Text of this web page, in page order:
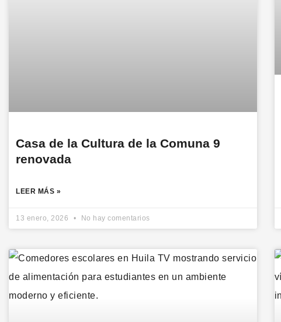
Casa de la Cultura de la Comuna 9
renovada
LEER MÁS »
13 enero, 2026 No hay comentarios